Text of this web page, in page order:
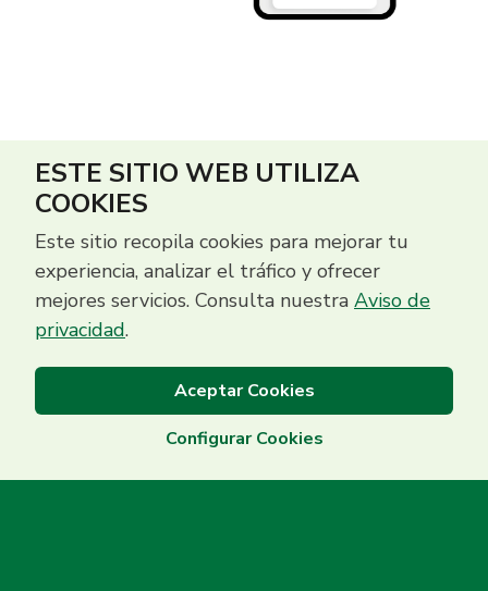
Centro de Contacto
ESTE SITIO WEB UTILIZA
COOKIES
Este sitio recopila cookies para mejorar tu
experiencia, analizar el tráfico y ofrecer
mejores servicios. Consulta nuestra Aviso de
privacidad.
Aceptar Cookies
Configurar Cookies